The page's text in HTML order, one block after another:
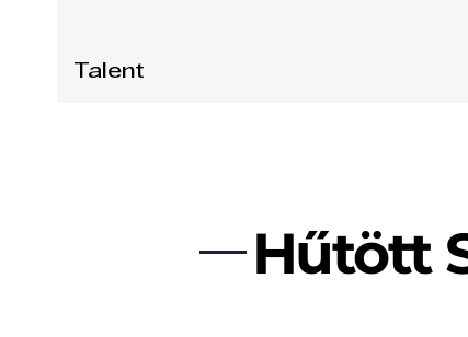
Talent
Hűtött